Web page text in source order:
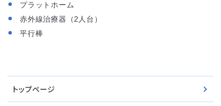
プラットホーム
赤外線治療器（2人台）
平行棒
トップページ